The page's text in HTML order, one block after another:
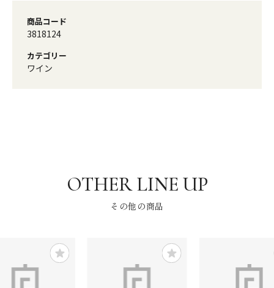
商品コード
3818124
カテゴリー
ワイン
その他の商品